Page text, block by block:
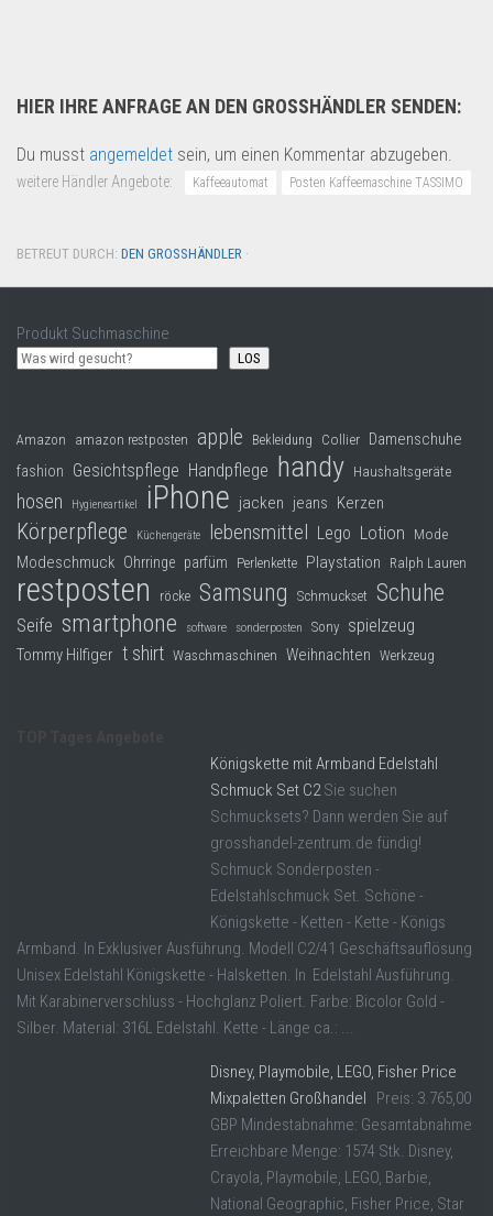
HIER IHRE ANFRAGE AN DEN GROSSHÄNDLER SENDEN:
Du musst angemeldet sein, um einen Kommentar abzugeben.
weitere Händler Angebote: Kaffeeautomat Posten Kaffeemaschine TASSIMO
BETREUT DURCH: DEN GROSSHÄNDLER ·
Produkt Suchmaschine
LOS
Amazon amazon restposten apple Bekleidung Collier Damenschuhe
fashion Gesichtspflege Handpflege handy Haushaltsgeräte
hosen Hygieneartikel iPhone jacken jeans Kerzen
Körperpflege Küchengeräte lebensmittel Lego Lotion Mode
Modeschmuck Ohrringe parfüm Perlenkette Playstation Ralph Lauren
restposten röcke Samsung Schmuckset Schuhe
Seife smartphone software sonderposten Sony spielzeug
Tommy Hilfiger t shirt Waschmaschinen Weihnachten Werkzeug
Königskette mit Armband Edelstahl
Schmuck Set C2 Sie suchen
Schmucksets? Dann werden Sie auf
grosshandel-zentrum.de fündig!
Schmuck Sonderposten -
Edelstahlschmuck Set. Schöne -
Königskette - Ketten - Kette - Königs
Armband. In Exklusiver Ausführung. Modell C2/41 Geschäftsauflösung
Unisex Edelstahl Königskette - Halsketten. In Edelstahl Ausführung.
Mit Karabinerverschluss - Hochglanz Poliert. Farbe: Bicolor Gold -
Silber. Material: 316L Edelstahl. Kette - Länge ca.: ...
Disney, Playmobile, LEGO, Fisher Price
Mixpaletten Großhandel
Preis: 3.765,00
GBP Mindestabnahme: Gesamtabnahme
Erreichbare Menge: 1574 Stk. Disney,
Crayola, Playmobile, LEGO, Barbie,
National Geographic, Fisher Price, Star